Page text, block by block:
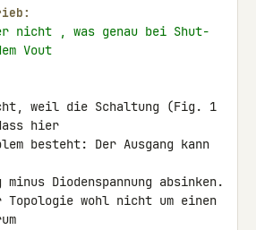
nicht , was genau bei Shut-
Vout
weil die Schaltung (Fig. 1
hier
besteht: Der Ausgang kann
minus Diodenspannung absinken.
wohl nicht um einen